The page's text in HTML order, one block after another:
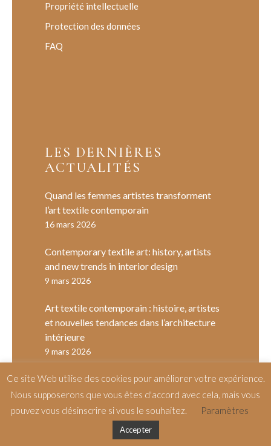
Propriété intellectuelle
Protection des données
FAQ
LES DERNIÈRES
ACTUALITÉS
Quand les femmes artistes transforment
l’art textile contemporain
16 mars 2026
Contemporary textile art: history, artists
and new trends in interior design
9 mars 2026
Art textile contemporain : histoire, artistes
et nouvelles tendances dans l’architecture
intérieure
9 mars 2026
– bySalt & Paper
Ce site Web utilise des cookies pour améliorer votre expérience.
Nous supposerons que vous êtes d'accord avec cela, mais vous
pouvez vous désinscrire si vous le souhaitez.
Paramètres
Accepter